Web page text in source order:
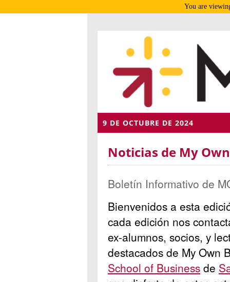
9 DE OCTUBRE DE 2024
Noticias de My
Boletín Informativo de
Bienvenidos a esta
cada edición nos
ex-alumnos, socios, y
destacados de My Own
School of Business de
You are